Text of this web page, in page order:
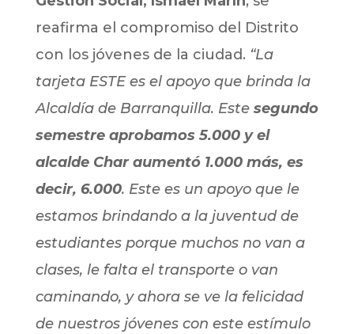
reafirma el compromiso del Distrito
con los jóvenes de la ciudad. “La
tarjeta ESTE es el apoyo que brinda la
Alcaldía de Barranquilla. Este segundo
semestre aprobamos 5.000 y el
alcalde Char aumentó 1.000 más, es
decir, 6.000. Este es un apoyo que le
estamos brindando a la juventud de
estudiantes porque muchos no van a
clases, le falta el transporte o van
caminando, y ahora se ve la felicidad
de nuestros jóvenes con este estímulo